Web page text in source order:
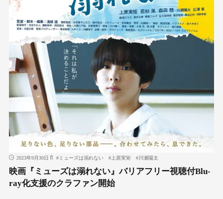
2023年9月30日 #ミューズは溺れない #上原実矩 #川瀬陽太
映画『ミューズは溺れない』バリアフリー視聴付Blu-
ray化支援のクラファン開始